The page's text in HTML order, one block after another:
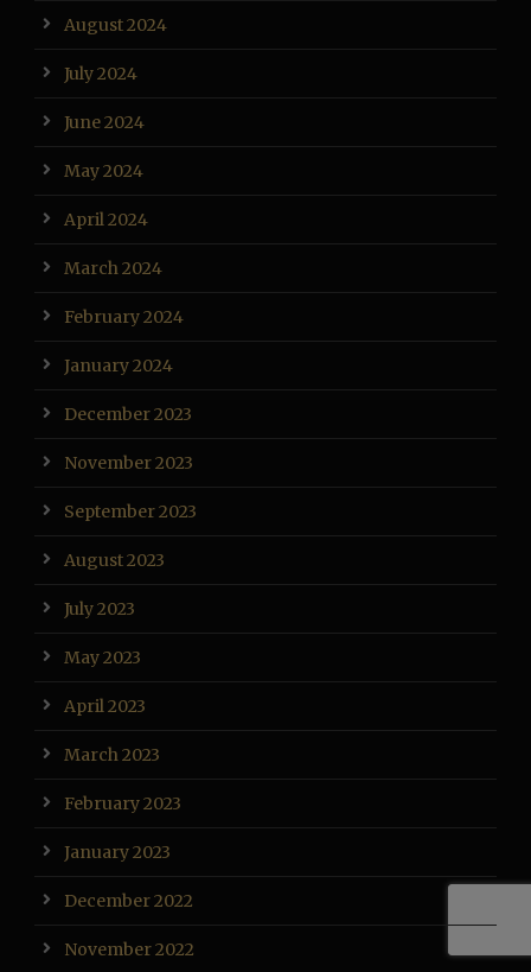
August 2024
July 2024
June 2024
May 2024
April 2024
March 2024
February 2024
January 2024
December 2023
November 2023
September 2023
August 2023
July 2023
May 2023
April 2023
March 2023
February 2023
January 2023
December 2022
November 2022